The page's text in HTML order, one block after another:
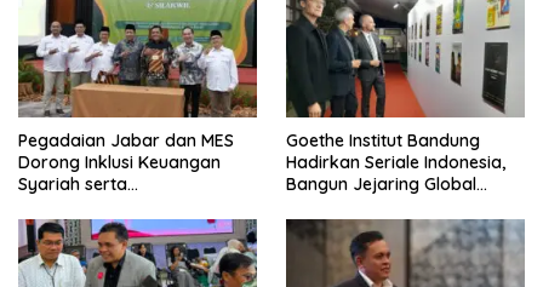
Pegadaian Jabar dan MES
Dorong Inklusi Keuangan
Syariah serta
Goethe Institut Bandung
Hadirkan Seriale Indonesia,
Bangun Jejaring Global